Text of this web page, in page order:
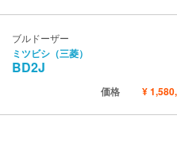
ブルドーザー
ミツビシ（三菱）
BD2J
価格 ¥